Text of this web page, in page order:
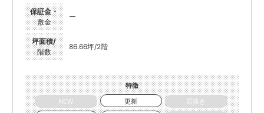
保証金・
敷金
ー
坪面積/
階数
86.66坪/2階
特徴
NEW
更新
居抜き